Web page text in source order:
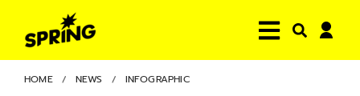
HOME NEWS INFOGRAPHIC